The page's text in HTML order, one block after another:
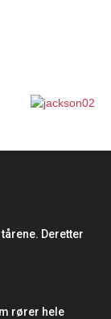
Deretter
rører hele